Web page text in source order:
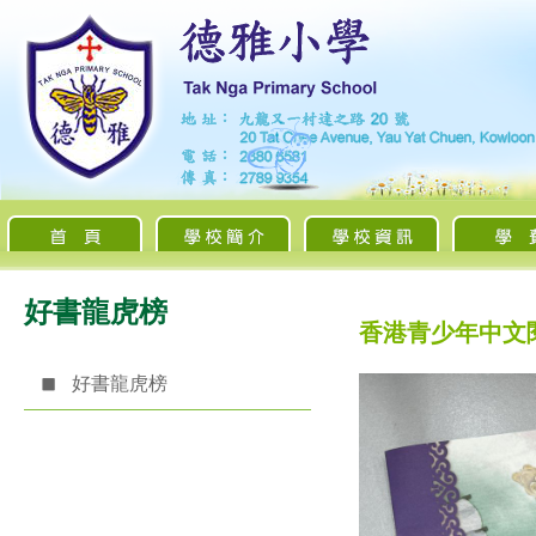
好書龍虎榜
好書龍虎榜
香港青少年中文